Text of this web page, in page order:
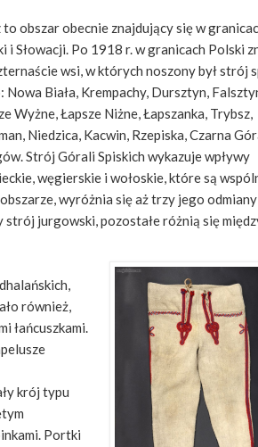
to obszar obecnie znajdujący się w
i Słowacji. Po 1918 r. w granicach Polski
wsi, w których noszony był strój
Nowa Biała, Krempachy, Dursztyn,
Wyżne, Łapsze Niżne, Łapszanka, Trybsz,
Niedzica, Kacwin, Rzepiska, Czarna
Strój Górali Spiskich wykazuje wpływy
węgierskie i wołoskie, które są
wyróżnia się aż trzy jego
jurgowski, pozostałe różnią się
również,
łańcuszkami.
krój typu
Portki